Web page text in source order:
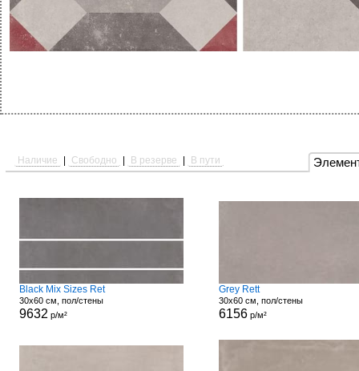
Наличие Свободно В резерве В пути
Black Mix Sizes Ret
30x60 см, пол/стены
9632 р/м²
Grey Rett
30x60 см, пол/стены
6156р/м²